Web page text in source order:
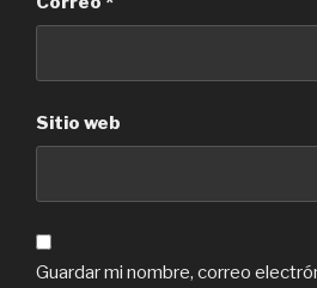
Sitio web
Guardar mi nombre, correo